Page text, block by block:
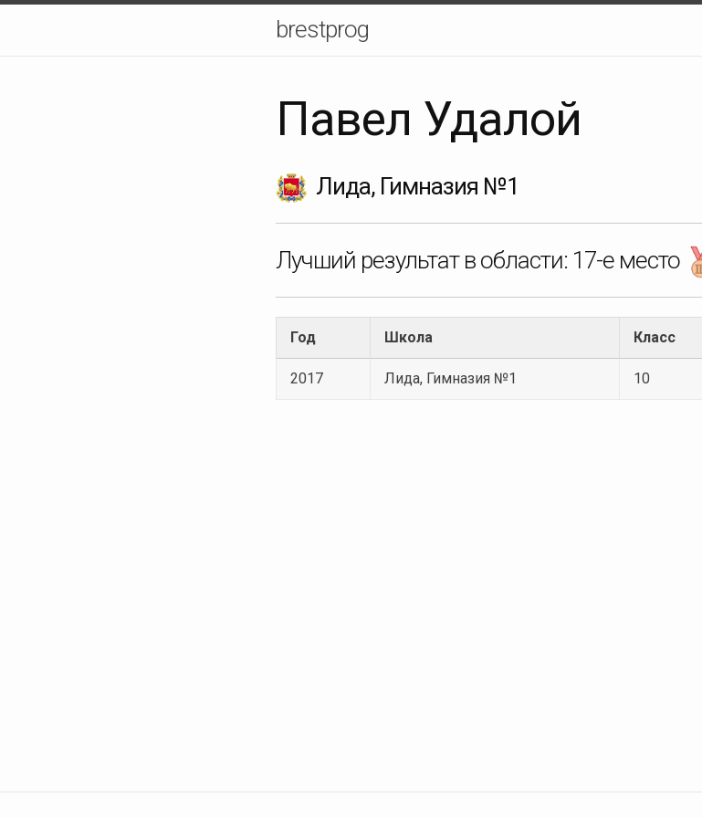
brestprog
Павел Удалой
Лида, Гимназия №1
Лучший результат в области: 17-е место
Год Школа Класс
2017 Лида, Гимназия №1 10